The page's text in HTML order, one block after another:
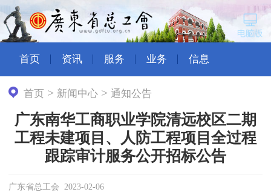
首页 资讯 服务 业务 信息
首页 > 新闻中心 >通知公告
广东南华工商职业学院清远校区二期
工程未建项目、人防工程项目全过程
跟踪审计服务公开招标公告
广东省总工会 2023-02-06